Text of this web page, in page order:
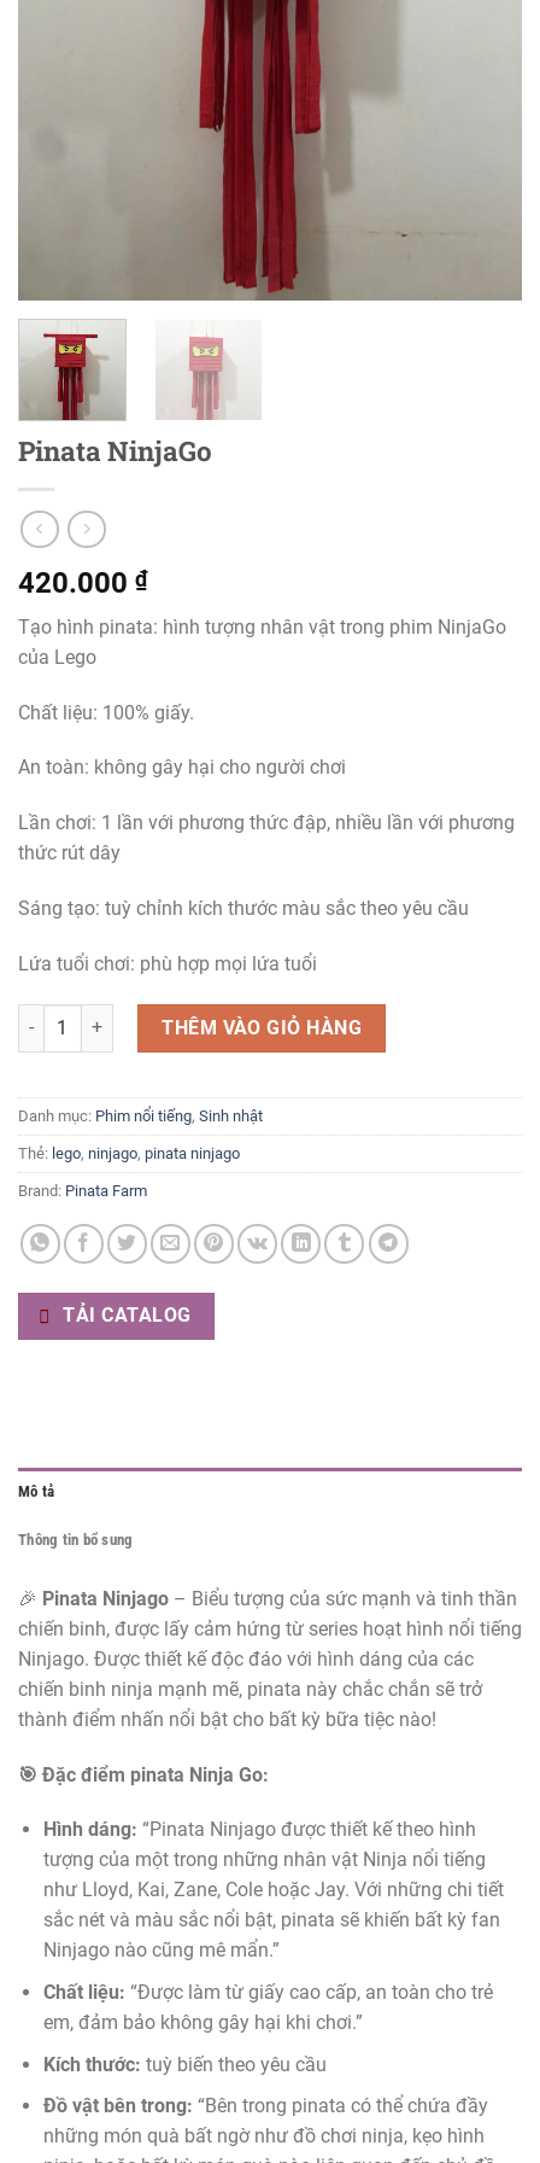
Pinata NinjaGo
420.000 ₫
Tạo hình pinata: hình tượng nhân vật trong phim NinjaGo
của Lego
Chất liệu: 100% giấy.
An toàn: không gây hại cho người chơi
Lần chơi: 1 lần với phương thức đập, nhiều lần với phương
thức rút dây
Sáng tạo: tuỳ chỉnh kích thước màu sắc theo yêu cầu
Lứa tuổi chơi: phù hợp mọi lứa tuổi
Pinata NinjaGo số lượngTHÊM VÀO GIỎ HÀNG
Danh mục: Phim nổi tiếng, Sinh nhật
Thẻ: lego, ninjago, pinata ninjago
Brand: Pinata Farm
TẢI CATALOG
Mô tả
Thông tin bổ sung
🎉 Pinata Ninjago – Biểu tượng của sức mạnh và tinh thần
chiến binh, được lấy cảm hứng từ series hoạt hình nổi tiếng
Ninjago. Được thiết kế độc đáo với hình dáng của các
chiến binh ninja mạnh mẽ, pinata này chắc chắn sẽ trở
thành điểm nhấn nổi bật cho bất kỳ bữa tiệc nào!
🎯 Đặc điểm pinata Ninja Go:
Hình dáng: “Pinata Ninjago được thiết kế theo hình
tượng của một trong những nhân vật Ninja nổi tiếng
như Lloyd, Kai, Zane, Cole hoặc Jay. Với những chi tiết
sắc nét và màu sắc nổi bật, pinata sẽ khiến bất kỳ fan
Ninjago nào cũng mê mẩn.”
Chất liệu: “Được làm từ giấy cao cấp, an toàn cho trẻ
em, đảm bảo không gây hại khi chơi.”
Kích thước: tuỳ biến theo yêu cầu
Đồ vật bên trong: “Bên trong pinata có thể chứa đầy
những món quà bất ngờ như đồ chơi ninja, kẹo hình